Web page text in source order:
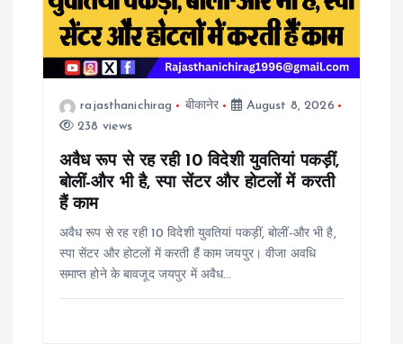
t
rajasthanichirag बीकानेर
August 8, 2026
238 views
अवैध रूप से रह रही 10 विदेशी युवतियां पकड़ीं,
बोलीं-और भी है, स्पा सेंटर और होटलों में करती
हैं काम
अवैध रूप से रह रही 10 विदेशी युवतियां पकड़ीं, बोलीं-और भी है,
स्पा सेंटर और होटलों में करती हैं काम जयपुर। वीजा अवधि
समाप्त होने के बावजूद जयपुर में अवैध…